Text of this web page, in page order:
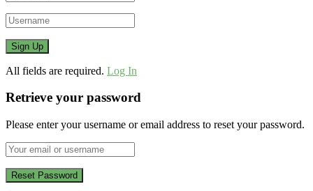
All fields are required. Log In
Retrieve your password
Please enter your username or email address to reset your password.